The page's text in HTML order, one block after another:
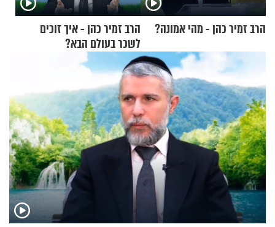
הרב זמיר כהן - מהי אמונה?
הרב זמיר כהן - איך זוכים
לשכר בעולם הבא?